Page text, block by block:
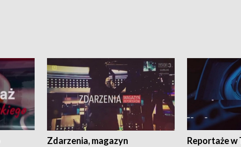
Zdarzenia, magazyn
Reportaże w